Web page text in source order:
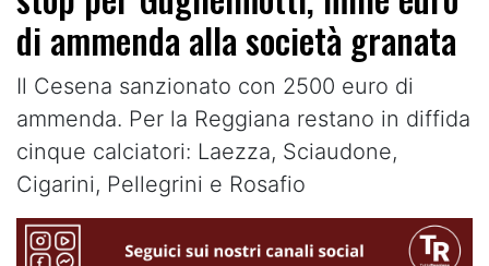
di ammenda alla società granata
Il Cesena sanzionato con 2500 euro di
ammenda. Per la Reggiana restano in diffida
cinque calciatori: Laezza, Sciaudone,
Cigarini, Pellegrini e Rosafio